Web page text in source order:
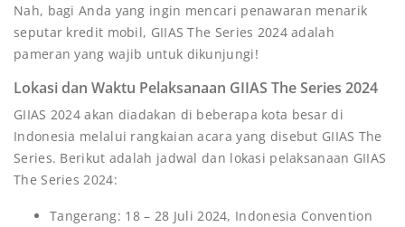
Nah, bagi Anda yang ingin mencari penawaran menarik
seputar kredit mobil, GIIAS The Series 2024 adalah
pameran yang wajib untuk dikunjungi!
Lokasi dan Waktu Pelaksanaan GIIAS The Series 2024
GIIAS 2024 akan diadakan di beberapa kota besar di
Indonesia melalui rangkaian acara yang disebut GIIAS The
Series. Berikut adalah jadwal dan lokasi pelaksanaan GIIAS
The Series 2024:
Tangerang: 18 – 28 Juli 2024, Indonesia Convention